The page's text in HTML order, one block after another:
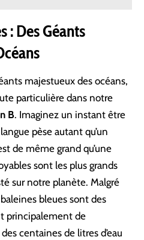
: Des Géants
majestueux des océans,
particulière dans notre
B. Imaginez un instant être
pèse autant qu’un
de même grand qu’une
sont les plus grands
sur notre planète. Malgré
bleues sont des
principalement de
centaines de litres d’eau